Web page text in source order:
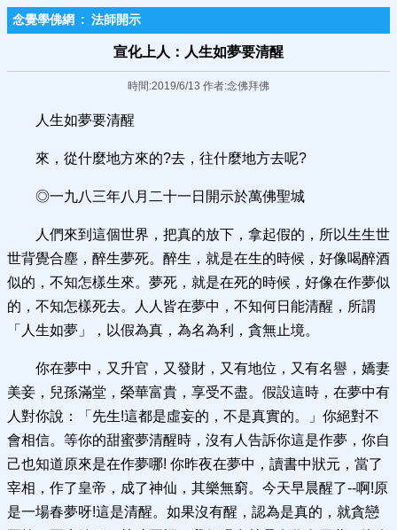
念覺學佛網 : 法師開示
宣化上人：人生如夢要清醒
時間:2019/6/13 作者:念佛拜佛
人生如夢要清醒
來，從什麼地方來的?去，往什麼地方去呢?
◎一九八三年八月二十一日開示於萬佛聖城
人們來到這個世界，把真的放下，拿起假的，所以生生世
世背覺合塵，醉生夢死。醉生，就是在生的時候，好像喝醉酒
似的，不知怎樣生來。夢死，就是在死的時候，好像在作夢似
的，不知怎樣死去。人人皆在夢中，不知何日能清醒，所謂
「人生如夢」，以假為真，為名為利，貪無止境。
你在夢中，又升官，又發財，又有地位，又有名譽，嬌妻
美妾，兒孫滿堂，榮華富貴，享受不盡。假設這時，在夢中有
人對你說：「先生!這都是虛妄的，不是真實的。」你絕對不
會相信。等你的甜蜜夢清醒時，沒有人告訴你這是作夢，你自
己也知道原來是在作夢哪! 你昨夜在夢中，讀書中狀元，當了
宰相，作了皇帝，成了神仙，其樂無窮。今天早晨醒了--啊!原
是一場春夢呀!這是清醒。如果沒有醒，認為是真的，就貪戀